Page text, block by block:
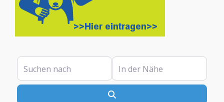
Suchen nach In der Nähe